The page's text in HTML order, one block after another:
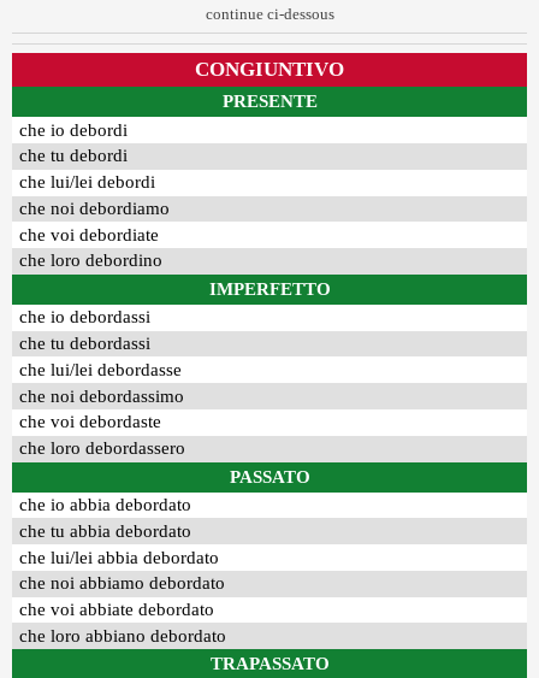
continue ci-dessous
CONGIUNTIVO
PRESENTE
che io debordi
che tu debordi
che lui/lei debordi
che noi debordiamo
che voi debordiate
che loro debordino
IMPERFETTO
che io debordassi
che tu debordassi
che lui/lei debordasse
che noi debordassimo
che voi debordaste
che loro debordassero
PASSATO
che io abbia debordato
che tu abbia debordato
che lui/lei abbia debordato
che noi abbiamo debordato
che voi abbiate debordato
che loro abbiano debordato
TRAPASSATO